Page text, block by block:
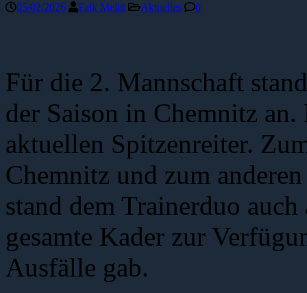
05/02/2026 Falk Meliß Aktuelles 0
Für die 2. Mannschaft
der Saison in Chemnitz
aktuellen Spitzenreiter.
Chemnitz und zum
stand dem Trainerduo
gesamte Kader zur
Ausfälle gab.